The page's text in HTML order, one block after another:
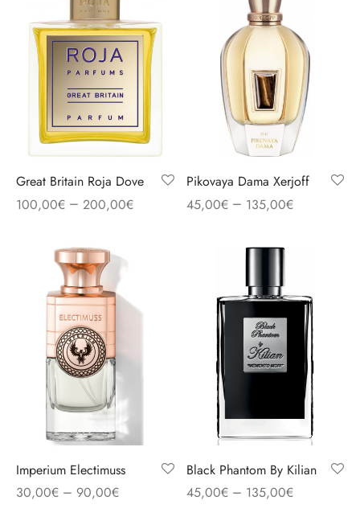
Great Britain Roja Dove
100,00€ – 200,00€
Pikovaya Dama Xerjoff
45,00€– 135,00€
Imperium Electimuss
30,00€ – 90,00€
Black Phantom By Kilian
45,00€– 135,00€